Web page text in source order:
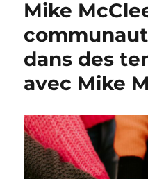
Mike
dans des
avec Mike